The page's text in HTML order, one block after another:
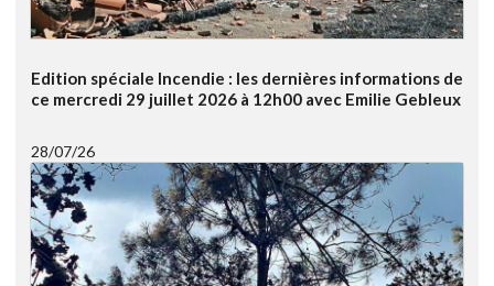
Edition spéciale Incendie : les dernières informations de
ce mercredi 29 juillet 2026 à 12h00 avec Emilie Gebleux
28/07/26